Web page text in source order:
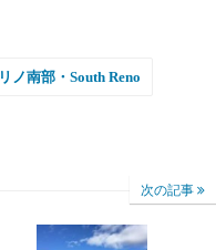
リノ南部・South Reno
次の記事